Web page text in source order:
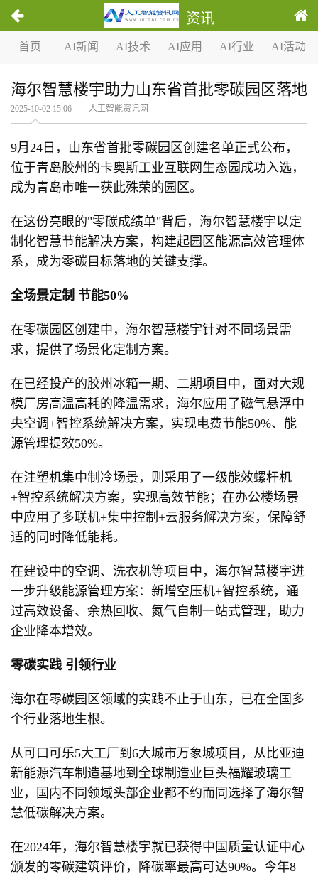
资讯
首页 AI新闻 AI技术 AI应用 AI行业 AI活动
海尔智慧楼宇助力山东省首批零碳园区落地
2025-10-02 15:06 人工智能资讯网
9月24日，山东省首批零碳园区创建名单正式公布，
位于青岛胶州的卡奥斯工业互联网生态园成功入选，
成为青岛市唯一获此殊荣的园区。
在这份亮眼的"零碳成绩单"背后，海尔智慧楼宇以定
制化智慧节能解决方案，构建起园区能源高效管理体
系，成为零碳目标落地的关键支撑。
全场景定制 节能50%
在零碳园区创建中，海尔智慧楼宇针对不同场景需
求，提供了场景化定制方案。
在已经投产的胶州冰箱一期、二期项目中，面对大规
模厂房高温高耗的降温需求，海尔应用了磁气悬浮中
央空调+智控系统解决方案，实现电费节能50%、能
源管理提效50%。
在注塑机集中制冷场景，则采用了一级能效螺杆机
+智控系统解决方案，实现高效节能；在办公楼场景
中应用了多联机+集中控制+云服务解决方案，保障舒
适的同时降低能耗。
在建设中的空调、洗衣机等项目中，海尔智慧楼宇进
一步升级能源管理方案：新增空压机+智控系统，通
过高效设备、余热回收、氮气自制一站式管理，助力
企业降本增效。
零碳实践 引领行业
海尔在零碳园区领域的实践不止于山东，已在全国多
个行业落地生根。
从可口可乐5大工厂到6大城市万象城项目，从比亚迪
新能源汽车制造基地到全球制造业巨头福耀玻璃工
业，国内不同领域头部企业都不约而同选择了海尔智
慧低碳解决方案。
在2024年，海尔智慧楼宇就已获得中国质量认证中心
颁发的零碳建筑评价，降碳率最高可达90%。今年8